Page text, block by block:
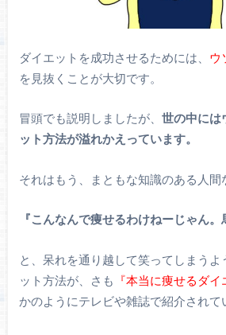
ダイエットを成功させるためには、 ウ
を見抜くことが大切です。
冒頭でも説明しましたが、 世の中には
ット方法が溢れかえっています。
それはもう、まともな知識のある人間
『こんなんで痩せるわけねーじゃん。
と、呆れを通り越して笑ってしまうよ
ット方法が、さも 『本当に痩せるダイ
かのようにテレビや雑誌で紹介されて